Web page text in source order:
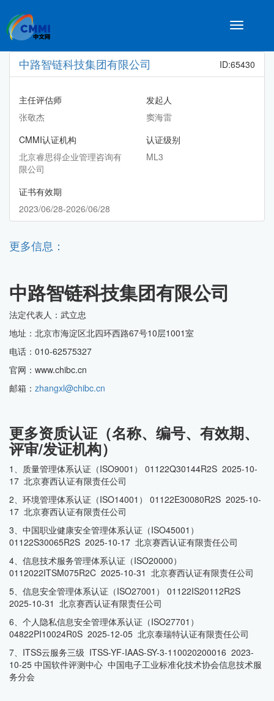
Toggle
中路智链科技集团有限公司 ID:65430
主任评估师
张敬杰
发起人
窦海雷
CMMI认证机构
北京睿思得企业管理咨询有
限公司
认证级别
ML3
证书有效期
2023/06/28-2026/06/28
更多信息：
中路智链科技集团有限公司
法定代表人：武立忠
地址：北京市海淀区北四环西路67号10层1001室
电话：010-62575327
官网：www.chibc.cn
邮箱： zhangxl@chibc.cn
更多资质认证（名称、编号、有效期、
评审/发证机构）
1、质量管理体系认证（ISO9001） 01122Q30144R2S 2025-10-
17 北京赛西认证有限责任公司
2、环境管理体系认证（ISO14001） 01122E30080R2S 2025-10-
17 北京赛西认证有限责任公司
3、中国职业健康安全管理体系认证（ISO45001）
01122S30065R2S 2025-10-17 北京赛西认证有限责任公司
4、信息技术服务管理体系认证（ISO20000）
0112022ITSM075R2C 2025-10-31 北京赛西认证有限责任公司
5、信息安全管理体系认证（ISO27001） 01122IS20112R2S
2025-10-31 北京赛西认证有限责任公司
6、个人隐私信息安全管理体系认证（ISO27701）
04822PI10024R0S 2025-12-05 北京泰瑞特认证有限责任公司
7、ITSS云服务三级 ITSS-YF-IAAS-SY-3-110020200016 2023-
10-25 中国软件评测中心 中国电子工业标准化技术协会信息技术服
务分会